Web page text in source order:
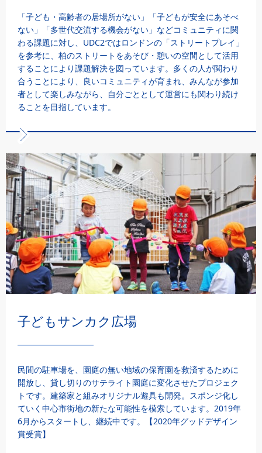
「子ども・高齢者の居場所がない」「子どもが安全にあそべ
ない」「多世代交流する機会がない」などコミュニティに関
わる課題に対し、UDC2ではロンドンの「ストリートプレイ」
を参考に、柏のストリートをあそび・憩いの空間として活用
することにより課題解決を図っています。多くの人が関わり
合うことにより、良いコミュニティが育まれ、みんなが参加
者として楽しみながら、自分ごととして運営にも関わり続け
ることを目指しています。
子どもサンカク広場
民間の駐車場を、園庭の無い地域の保育園を救済するために
開放し、貸し切りのサテライト園庭に変化させたプロジェク
トです。建築家と組みオリジナル遊具も開発。スポンジ化し
ていく中心市街地の新たな可能性を模索しています。2019年
6月からスタートし、継続中です。【2020年グッドデザイン
賞受賞】